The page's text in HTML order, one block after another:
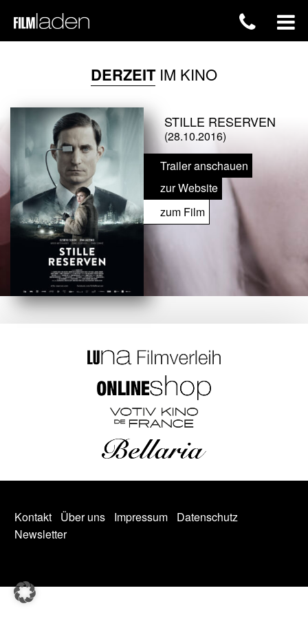
DERZEITIM KINO
STILLE RESERVEN
(28.10.2016)
Trailer anschauen
zur Website
zum Film
Kontakt Über uns Impressum
Datenschutz
Newsletter